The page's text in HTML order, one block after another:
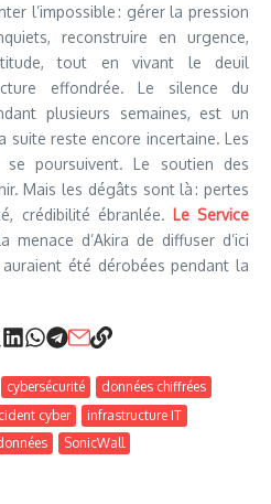
l’impossible : gérer la pression
reconstruire en urgence,
tout en vivant le deuil
effondrée. Le silence du
plusieurs semaines, est un
suite reste encore incertaine. Les
se poursuivent. Le soutien des
Mais les dégâts sont là : pertes
crédibilité ébranlée. Le Service
menace d’Akira de diffuser d’ici
été dérobées pendant la
cybersécurité
données chiffrées
cyber
infrastructure IT
SonicWall